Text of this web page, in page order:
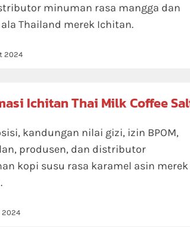
minuman rasa mangga dan
Thailand merek Ichitan.
2024
Ichitan Thai Milk Coffee
kandungan nilai gizi, izin BPOM,
produsen, dan distributor
kopi susu rasa karamel asin merek
2024